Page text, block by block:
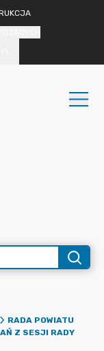
RADA POWIATU
Z SESJI RADY